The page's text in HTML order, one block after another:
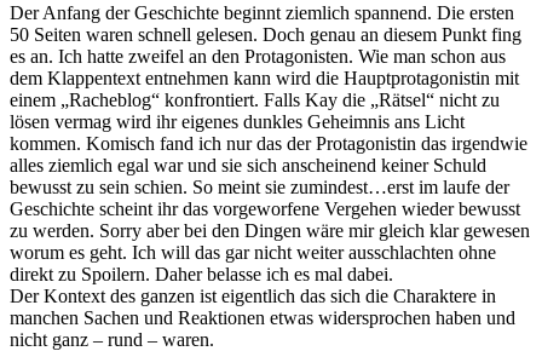
Der Anfang der Geschichte beginnt ziemlich spannend. Die ersten
50 Seiten waren schnell gelesen. Doch genau an diesem Punkt fing
es an. Ich hatte zweifel an den Protagonisten. Wie man schon aus
dem Klappentext entnehmen kann wird die Hauptprotagonistin mit
einem „Racheblog“ konfrontiert. Falls Kay die „Rätsel“ nicht zu
lösen vermag wird ihr eigenes dunkles Geheimnis ans Licht
kommen. Komisch fand ich nur das der Protagonistin das irgendwie
alles ziemlich egal war und sie sich anscheinend keiner Schuld
bewusst zu sein schien. So meint sie zumindest…erst im laufe der
Geschichte scheint ihr das vorgeworfene Vergehen wieder bewusst
zu werden. Sorry aber bei den Dingen wäre mir gleich klar gewesen
worum es geht. Ich will das gar nicht weiter ausschlachten ohne
direkt zu Spoilern. Daher belasse ich es mal dabei.
Der Kontext des ganzen ist eigentlich das sich die Charaktere in
manchen Sachen und Reaktionen etwas widersprochen haben und
nicht ganz – rund – waren.